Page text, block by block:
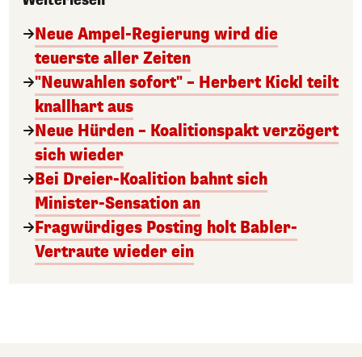
Neue Ampel-Regierung wird die
teuerste aller Zeiten
"Neuwahlen sofort" – Herbert Kickl teilt
knallhart aus
Neue Hürden – Koalitionspakt verzögert
sich wieder
Bei Dreier-Koalition bahnt sich
Minister-Sensation an
Fragwürdiges Posting holt Babler-
Vertraute wieder ein